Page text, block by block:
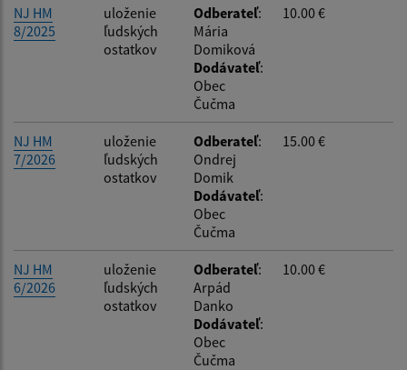
NJ HM
8/2025
uloženie
ľudských
ostatkov
Odberateľ:
Mária
Domiková
Dodávateľ:
Obec
Čučma
10.00 €
NJ HM
7/2026
uloženie
ľudských
ostatkov
Odberateľ:
Ondrej
Domik
Dodávateľ:
Obec
Čučma
15.00 €
NJ HM
6/2026
uloženie
ľudských
ostatkov
Odberateľ:
Arpád
Danko
Dodávateľ:
Obec
Čučma
10.00 €